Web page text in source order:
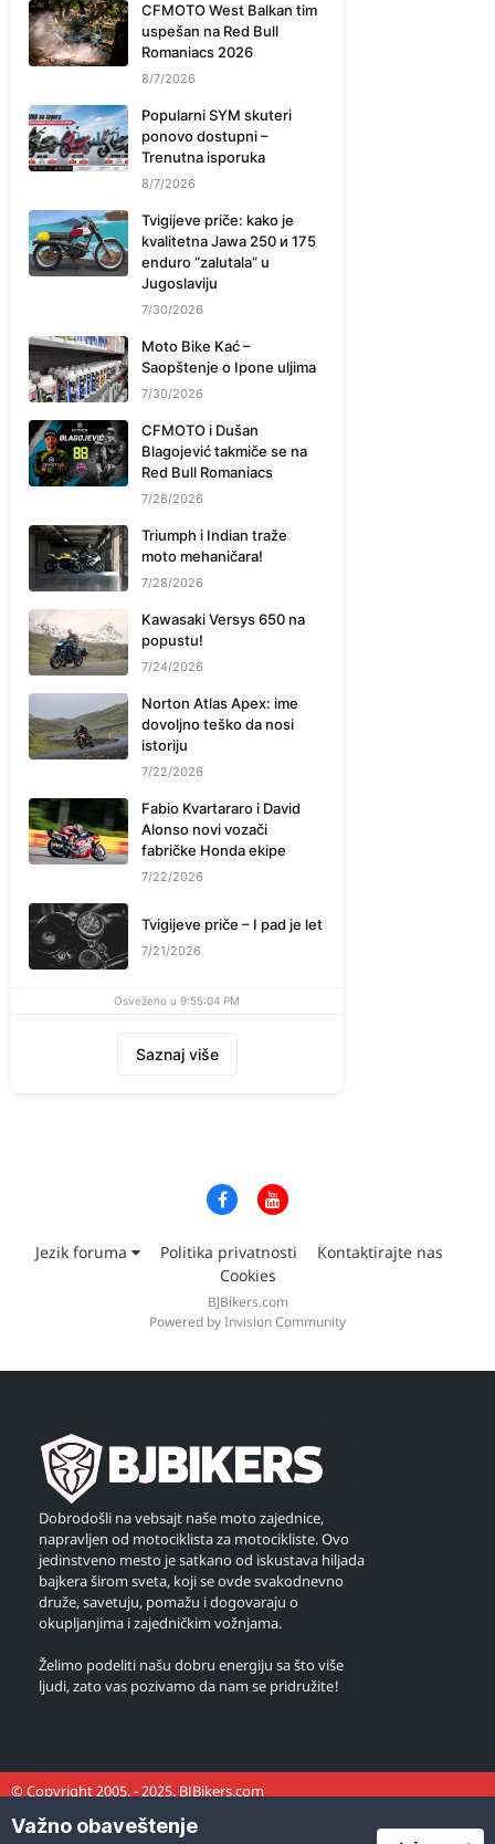
CFMOTO West Balkan tim
uspešan na Red Bull
Romaniacs 2026
8/7/2026
Popularni SYM skuteri
ponovo dostupni –
Trenutna isporuka
8/7/2026
Tvigijeve priče: kako je
kvalitetna Jawa 250 и 175
enduro “zalutala” u
Jugoslaviju
7/30/2026
Moto Bike Kać –
Saopštenje o Ipone uljima
7/30/2026
CFMOTO i Dušan
Blagojević takmiče se na
Red Bull Romaniacs
7/28/2026
Triumph i Indian traže
moto mehaničara!
7/28/2026
Kawasaki Versys 650 na
popustu!
7/24/2026
Norton Atlas Apex: ime
dovoljno teško da nosi
istoriju
7/22/2026
Fabio Kvartararo i David
Alonso novi vozači
fabričke Honda ekipe
7/22/2026
Tvigijeve priče – I pad je let
7/21/2026
Osveženo u 9:55:04 PM
Saznaj više
Jezik foruma Politika privatnosti
Kontaktirajte nas
Cookies
BJBikers.com
Powered by Invision Community
Dobrodošli na vebsajt naše moto zajednice,
napravljen od motociklista za motocikliste. Ovo
jedinstveno mesto je satkano od iskustava hiljada
bajkera širom sveta, koji se ovde svakodnevno
druže, savetuju, pomažu i dogovaraju o
okupljanjima i zajedničkim vožnjama.
Želimo podeliti našu dobru energiju sa što više
ljudi, zato vas pozivamo da nam se pridružite!
© Copyright 2005. - 2025. BJBikers.com
Važno obaveštenje